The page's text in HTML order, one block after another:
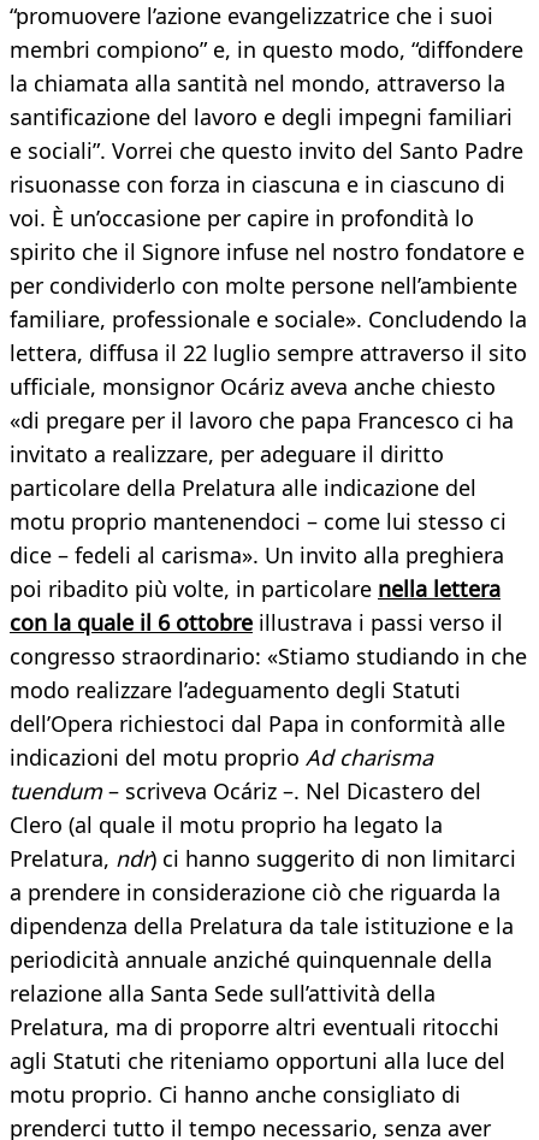
“promuovere l’azione evangelizzatrice che i suoi
membri compiono” e, in questo modo, “diffondere
la chiamata alla santità nel mondo, attraverso la
santificazione del lavoro e degli impegni familiari
e sociali”. Vorrei che questo invito del Santo Padre
risuonasse con forza in ciascuna e in ciascuno di
voi. È un’occasione per capire in profondità lo
spirito che il Signore infuse nel nostro fondatore e
per condividerlo con molte persone nell’ambiente
familiare, professionale e sociale». Concludendo la
lettera, diffusa il 22 luglio sempre attraverso il sito
ufficiale, monsignor Ocáriz aveva anche chiesto
«di pregare per il lavoro che papa Francesco ci ha
invitato a realizzare, per adeguare il diritto
particolare della Prelatura alle indicazione del
motu proprio mantenendoci – come lui stesso ci
dice – fedeli al carisma». Un invito alla preghiera
poi ribadito più volte, in particolare nella lettera
con la quale il 6 ottobre illustrava i passi verso il
congresso straordinario: «Stiamo studiando in che
modo realizzare l’adeguamento degli Statuti
dell’Opera richiestoci dal Papa in conformità alle
indicazioni del motu proprio Ad charisma
tuendum– scriveva Ocáriz –. Nel Dicastero del
Clero (al quale il motu proprio ha legato la
Prelatura, ndr) ci hanno suggerito di non limitarci
a prendere in considerazione ciò che riguarda la
dipendenza della Prelatura da tale istituzione e la
periodicità annuale anziché quinquennale della
relazione alla Santa Sede sull’attività della
Prelatura, ma di proporre altri eventuali ritocchi
agli Statuti che riteniamo opportuni alla luce del
motu proprio. Ci hanno anche consigliato di
prenderci tutto il tempo necessario, senza aver